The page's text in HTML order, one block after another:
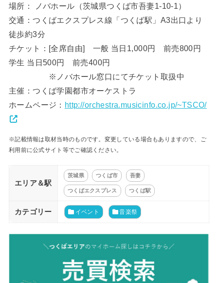
場所： ノバホール（茨城県つくば市吾妻1-10-1）
交通：つくばエクスプレス線「つくば駅」A3出口より
徒歩約3分
チケット：[全席自由] 一般 当日1,000円 前売800円
学生 当日500円 前売400円
※ノバホール窓口にてチケット取扱中
主催：つくば学園都市オーケストラ
ホームページ： http://orchestra.musicinfo.co.jp/~TSCO/
※記載情報は取材当時のものです。変更している場合もありますので、ご
利用前に公式サイト等でご確認ください。
エリア＆駅
茨城県 つくば市 吾妻
つくばエクスプレス つくば駅
カテゴリー イベント 音楽祭